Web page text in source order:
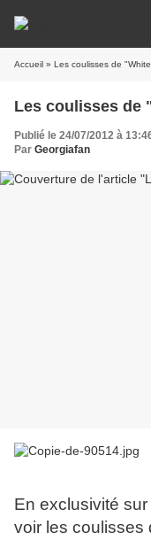
Accueil » Les coulisses de
Les coulisses de
Publié le 24/07/2012 à
Par Georgiafan
En exclusivité
voir les coulisses